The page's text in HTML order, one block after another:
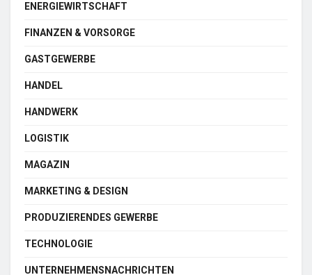
ENERGIEWIRTSCHAFT
FINANZEN & VORSORGE
GASTGEWERBE
HANDEL
HANDWERK
LOGISTIK
MAGAZIN
MARKETING & DESIGN
PRODUZIERENDES GEWERBE
TECHNOLOGIE
UNTERNEHMENSNACHRICHTEN